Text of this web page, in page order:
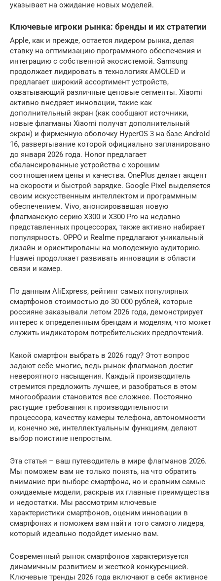
указывает на ожидание новых моделей.
Ключевые игроки рынка: бренды и их стратегии
Apple, как и прежде, остается лидером рынка, делая
ставку на оптимизацию программного обеспечения и
интеграцию с собственной экосистемой. Samsung
продолжает лидировать в технологиях AMOLED и
предлагает широкий ассортимент устройств,
охватывающий различные ценовые сегменты. Xiaomi
активно внедряет инновации, такие как
дополнительный экран (как сообщают источники,
новые флагманы Xiaomi получат дополнительный
экран) и фирменную оболочку HyperOS 3 на базе Android
16, развертывание которой официально запланировано
до января 2026 года. Honor предлагает
сбалансированные устройства с хорошим
соотношением цены и качества. OnePlus делает акцент
на скорости и быстрой зарядке. Google Pixel выделяется
своим искусственным интеллектом и программным
обеспечением. Vivo, анонсировавшая новую
флагманскую серию X300 и X300 Pro на недавно
представленных процессорах, также активно набирает
популярность. OPPO и Realme предлагают уникальный
дизайн и ориентированы на молодежную аудиторию.
Huawei продолжает развивать инновации в области
связи и камер.
По данным AliExpress, рейтинг самых популярных
смартфонов стоимостью до 30 000 рублей, которые
россияне заказывали летом 2026 года, демонстрирует
интерес к определенным брендам и моделям, что может
служить индикатором потребительских предпочтений.
Какой смартфон выбрать в 2026 году? Этот вопрос
задают себе многие, ведь рынок флагманов достиг
невероятного насыщения. Каждый производитель
стремится предложить лучшее, и разобраться в этом
многообразии становится все сложнее. Постоянно
растущие требования к производительности
процессора, качеству камеры телефона, автономности
и, конечно же, интеллектуальным функциям, делают
выбор поистине непростым.
Эта статья – ваш путеводитель в мире флагманов 2026.
Мы поможем вам не только понять, на что обратить
внимание при выборе смартфона, но и сравним самые
ожидаемые модели, раскрыв их главные преимущества
и недостатки. Мы рассмотрим ключевые
характеристики смартфонов, оценим инновации в
смартфонах и поможем вам найти того самого лидера,
который идеально подойдет именно вам.
Современный рынок смартфонов характеризуется
динамичным развитием и жесткой конкуренцией.
Ключевые тренды 2026 года включают в себя активное